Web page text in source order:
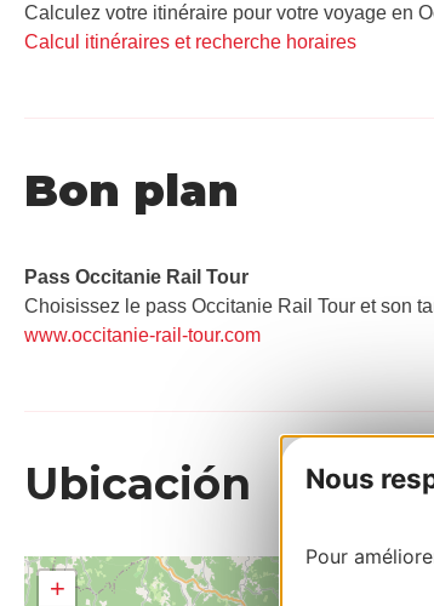
Nous
Pour
Calculez votre itinéraire pour votre voyage en
Calcul itinéraires et recherche horaires
Bon plan
Pass Occitanie Rail Tour​
Choisissez le pass Occitanie Rail Tour et son
www.occitanie-rail-tour.com
Ubicación
+